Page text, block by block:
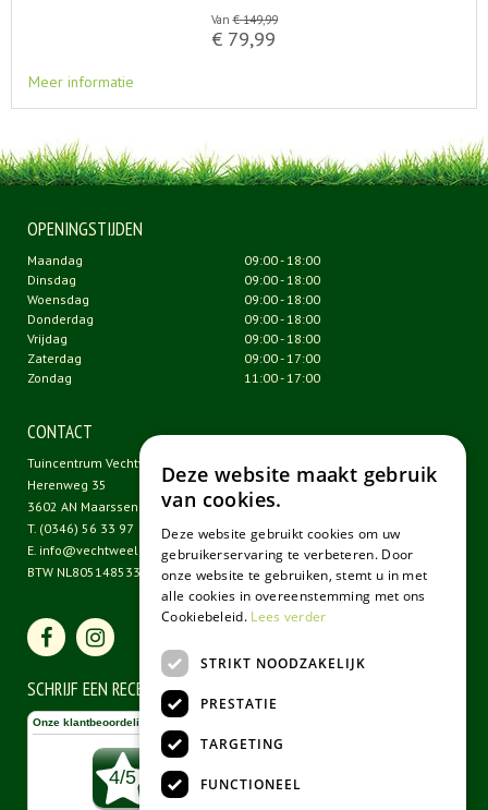
Van € 149,99
€ 79,99
Meer informatie
OPENINGSTIJDEN
Maandag
09:00 - 18:00
Dinsdag
09:00 - 18:00
Woensdag
09:00 - 18:00
Donderdag
09:00 - 18:00
Vrijdag
09:00 - 18:00
Zaterdag
09:00 - 17:00
Zondag
11:00 - 17:00
CONTACT
Tuincentrum Vechtweelde
Herenweg 35
3602 AN Maarssen
T. (0346) 56 33 97
E. info@vechtweelde.nl
BTW NL805148533B01
SCHRIJF EEN RECENSIE
Deze website maakt gebruik
van cookies.
Deze website gebruikt cookies om uw
gebruikerservaring te verbeteren. Door
onze website te gebruiken, stemt u in met
alle cookies in overeenstemming met ons
Cookiebeleid. Lees verder
STRIKT NOODZAKELIJK
PRESTATIE
TARGETING
FUNCTIONEEL